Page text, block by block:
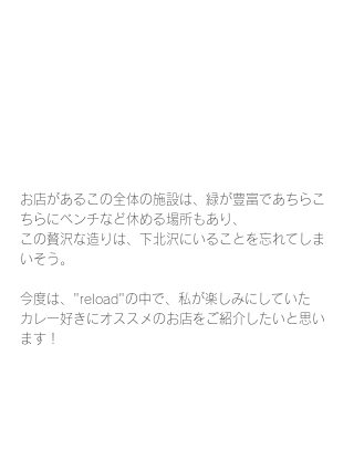
お店があるこの全体の施設は、緑が豊富であちらこ
ちらにベンチなど休める場所もあり、
この贅沢な造りは、下北沢にいることを忘れてしま
いそう。
今度は、"reload"の中で、私が楽しみにしていた
カレー好きにオススメのお店をご紹介したいと思い
ます！